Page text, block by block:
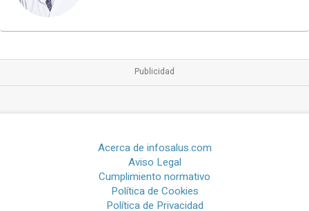
Acerca de infosalus.com
Aviso Legal
Cumplimiento normativo
Política de Cookies
Política de Privacidad